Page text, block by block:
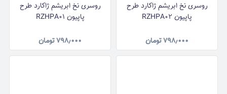
روسری نخ ابریشم ژاکارد طرح
پاپیون RZHPA02
۷۹۸٫۰۰۰تومان
روسری نخ ابریشم ژاکارد طرح
پاپیون RZHPA01
۷۹۸٫۰۰۰تومان